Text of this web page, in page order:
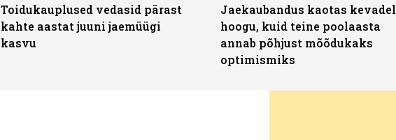
Toidukauplused vedasid pärast
kahte aastat juuni jaemüügi
kasvu
Jaekaubandus kaotas kevadel
hoogu, kuid teine poolaasta
annab põhjust mõõdukaks
optimismiks